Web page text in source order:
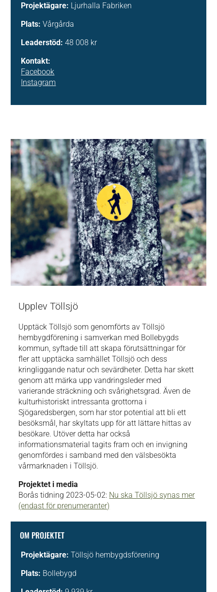
Projektägare: Ljurhalla Fabriken
Plats: Vårgårda
Leaderstöd: 48 008 kr
Kontakt:
Facebook
Instagram
Upplev Töllsjö
Upptäck Töllsjö som genomförts av Töllsjö
hembygdförening i samverkan med Bollebygds
kommun, syftade till att skapa förutsättningar för
fler att upptäcka samhället Töllsjö och dess
kringliggande natur och sevärdheter. Detta har skett
genom att märka upp vandringsleder med
varierande sträckning och svårighetsgrad. Även de
kulturhistoriskt intressanta grottorna i
Sjögaredsbergen, som har stor potential att bli ett
besöksmål, har skyltats upp för att lättare hittas av
besökare. Utöver detta har också
informationsmaterial tagits fram och en invigning
genomfördes i samband med den välsbesökta
vårmarknaden i Töllsjö.
Projektet i media
Borås tidning 2023-05-02: Nu ska Töllsjö synas mer
(endast för prenumeranter)
OM PROJEKTET
Projektägare:Töllsjö hembygdsförening
Plats: Bollebygd